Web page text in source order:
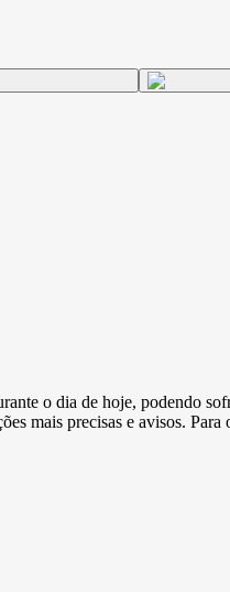
o dia de hoje, podendo
mais precisas e avisos.